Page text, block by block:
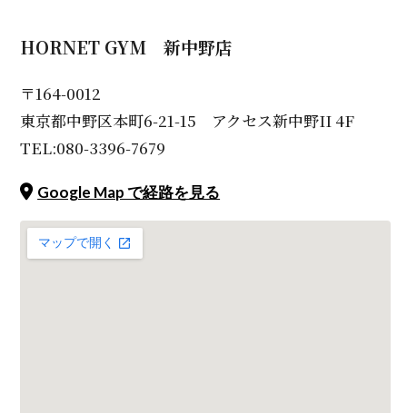
HORNET GYM 新中野店
〒164-0012
東京都中野区本町6-21-15 アクセス新中野II 4F
TEL:080-3396-7679
Google Map で経路を見る